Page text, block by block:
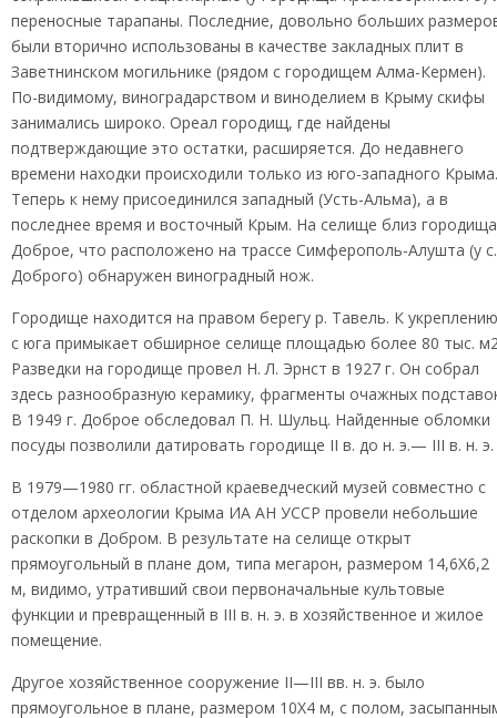
переносные тарапаны. Последние, довольно больших
были вторично использованы в качестве закладных плит в
Заветнинском могильнике (рядом с городищем Алма-Кермен).
По-видимому, виноградарством и виноделием в Крыму скифы
занимались широко. Ореал городищ, где найдены
подтверждающие это остатки, расширяется. До недавнего
времени находки происходили только из юго-западного Крыма.
Теперь к нему присоединился западный (Усть-Альма), а в
последнее время и восточный Крым. На селище близ городища
Доброе, что расположено на трассе Симферополь-Алушта (у с.
Доброго) обнаружен виноградный нож.
Городище находится на правом берегу р. Тавель. К укреплению
с юга примыкает обширное селище площадью более 80 тыс.
Разведки на городище провел Н. Л. Эрнст в 1927 г. Он собрал
здесь разнообразную керамику, фрагменты очажных
В 1949 г. Доброе обследовал П. Н. Шульц. Найденные обломки
посуды позволили датировать городище II в. до н. э.— III в. н. э.
В 1979—1980 гг. областной краеведческий музей совместно с
отделом археологии Крыма ИА АН УССР провели небольшие
раскопки в Добром. В результате на селище открыт
прямоугольный в плане дом, типа мегарон, размером 14,6X6,2
м, видимо, утративший свои первоначальные культовые
функции и превращенный в III в. н. э. в хозяйственное и жилое
помещение.
Другое хозяйственное сооружение II—III вв. н. э. было
прямоугольное в плане, размером 10X4 м, с полом,